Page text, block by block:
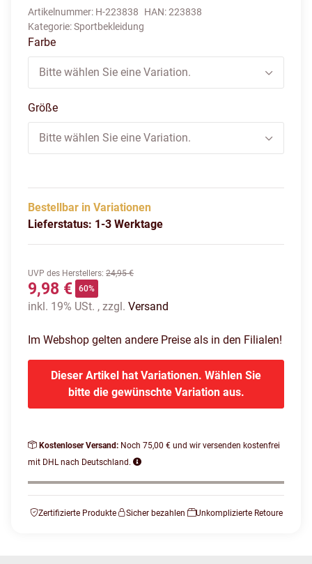
Artikelnummer: H-223838 HAN:223838
Kategorie:Sportbekleidung
Farbe
Bitte wählen Sie eine Variation.
Größe
Bitte wählen Sie eine Variation.
Bestellbar in Variationen
Lieferstatus: 1-3 Werktage
UVP des Herstellers: 24,95 €
9,98 € 60%
inkl. 19% USt. , zzgl. Versand
Im Webshop gelten andere Preise als in den Filialen!
Dieser Artikel hat Variationen. Wählen Sie
bitte die gewünschte Variation aus.
Kostenloser Versand: Noch 75,00 € und wir versenden kostenfrei
mit DHL nach Deutschland.
Zertifizierte Produkte Sicher bezahlen Unkomplizierte Retoure